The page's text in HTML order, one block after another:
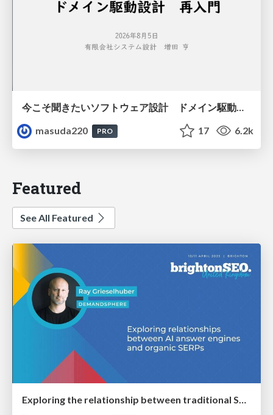
今こそ聞きたいソフトウェア設計 ドメイン駆動設計再入門
masuda220
PRO 17 6.2k
Featured
See All Featured
Exploring the relationship between traditional SERPs and Gen AI search